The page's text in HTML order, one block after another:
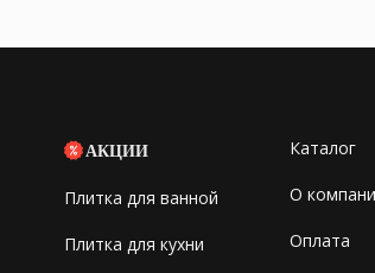
АКЦИИ
Плитка для ванной
Плитка для кухни
Каталог
О
Оплата